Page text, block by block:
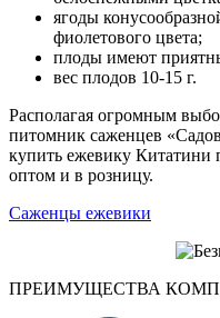
ягоды
фиолетового цвета;
плоды имеют
вес плодов 10-15 г.
Располагая огромным
питомник саженцев
купить ежевику Китатини
оптом и в розницу.
Саженцы ежевики
ПРЕИМУЩЕСТВА